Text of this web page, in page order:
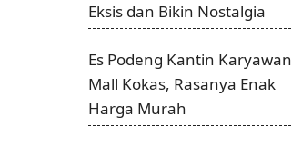
Eksis dan Bikin Nostalgia
Es Podeng Kantin Karyawan
Mall Kokas, Rasanya Enak
Harga Murah